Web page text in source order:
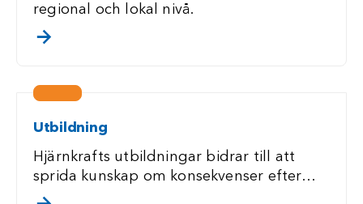
regional och lokal nivå.
Utbildning
Hjärnkrafts utbildningar bidrar till att
sprida kunskap om konsekvenser efter
förvärvad hjärnskada.